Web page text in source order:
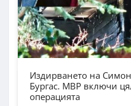
Издирването на
Бургас. МВР включи
операцията